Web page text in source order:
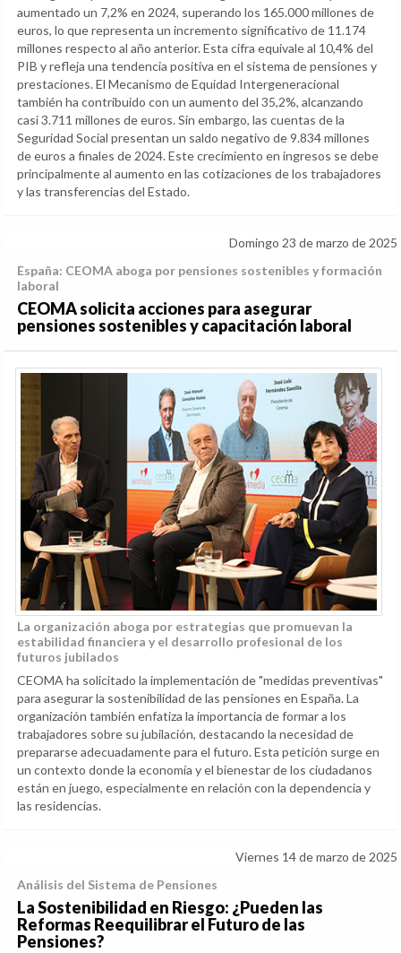
aumentado un 7,2% en 2024, superando los 165.000 millones de
euros, lo que representa un incremento significativo de 11.174
millones respecto al año anterior. Esta cifra equivale al 10,4% del
PIB y refleja una tendencia positiva en el sistema de pensiones y
prestaciones. El Mecanismo de Equidad Intergeneracional
también ha contribuido con un aumento del 35,2%, alcanzando
casi 3.711 millones de euros. Sin embargo, las cuentas de la
Seguridad Social presentan un saldo negativo de 9.834 millones
de euros a finales de 2024. Este crecimiento en ingresos se debe
principalmente al aumento en las cotizaciones de los trabajadores
y las transferencias del Estado.
Domingo 23 de marzo de 2025
España: CEOMA aboga por pensiones sostenibles y formación
laboral
CEOMA solicita acciones para asegurar
pensiones sostenibles y capacitación laboral
La organización aboga por estrategias que promuevan la
estabilidad financiera y el desarrollo profesional de los
futuros jubilados
CEOMA ha solicitado la implementación de "medidas preventivas"
para asegurar la sostenibilidad de las pensiones en España. La
organización también enfatiza la importancia de formar a los
trabajadores sobre su jubilación, destacando la necesidad de
prepararse adecuadamente para el futuro. Esta petición surge en
un contexto donde la economía y el bienestar de los ciudadanos
están en juego, especialmente en relación con la dependencia y
las residencias.
Viernes 14 de marzo de 2025
Análisis del Sistema de Pensiones
La Sostenibilidad en Riesgo: ¿Pueden las
Reformas Reequilibrar el Futuro de las
Pensiones?